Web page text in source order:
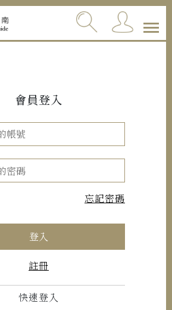
會員登入
忘記密碼
登入
註冊
快速登入